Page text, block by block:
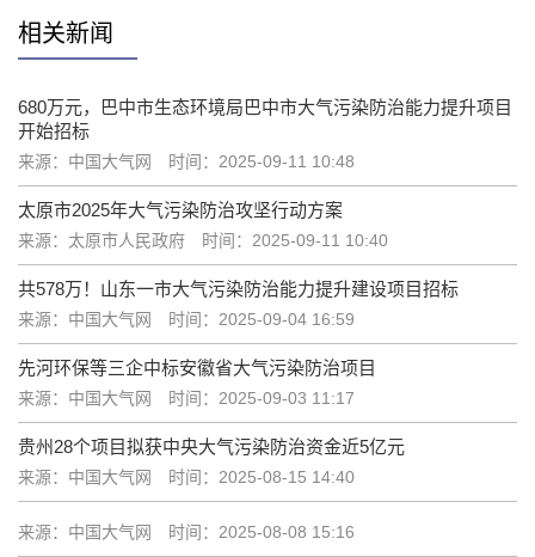
相关新闻
680万元，巴中市生态环境局巴中市大气污染防治能力提升项目
开始招标
来源：中国大气网 时间：2025-09-11 10:48
太原市2025年大气污染防治攻坚行动方案
来源：太原市人民政府 时间：2025-09-11 10:40
共578万！山东一市大气污染防治能力提升建设项目招标
来源：中国大气网 时间：2025-09-04 16:59
先河环保等三企中标安徽省大气污染防治项目
来源：中国大气网 时间：2025-09-03 11:17
贵州28个项目拟获中央大气污染防治资金近5亿元
来源：中国大气网 时间：2025-08-15 14:40
来源：中国大气网 时间：2025-08-08 15:16